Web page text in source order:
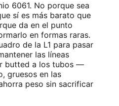
6061. No porque sea
sí es más barato que
da en el punto
en formas raras.
de la L1 para pasar
las líneas
butted a los tubos —
gruesos en las
peso sin sacrificar